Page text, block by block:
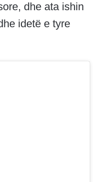
dhe ata ishin
idetë e tyre